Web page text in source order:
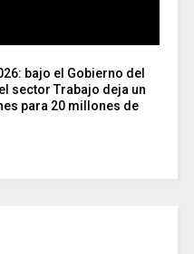
bajo el Gobierno del
sector Trabajo deja un
para 20 millones de